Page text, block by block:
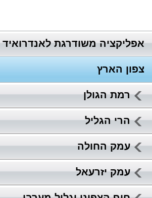
אפליקציה משודרגת לאנדרואיד
צפון הארץ
רמת הגולן
הרי הגליל
עמק החולה
עמק יזרעאל